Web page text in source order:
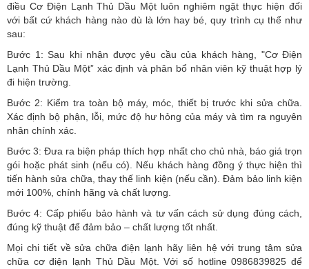
điều Cơ Điện Lạnh Thủ Dầu Một luôn nghiêm ngặt thực hiện đối
với bất cứ khách hàng nào dù là lớn hay bé, quy trình cụ thể như
sau:
Bước 1: Sau khi nhận được yêu cầu của khách hàng, "Cơ Điện
Lạnh Thủ Dầu Một” xác định và phân bổ nhân viên kỹ thuật hợp lý
đi hiện trường.
Bước 2: Kiểm tra toàn bộ máy, móc, thiết bị trước khi sửa chữa.
Xác định bộ phận, lỗi, mức độ hư hỏng của máy và tìm ra nguyên
nhân chính xác.
Bước 3: Đưa ra biện pháp thích hợp nhất cho chủ nhà, báo giá trọn
gói hoặc phát sinh (nếu có). Nếu khách hàng đồng ý thực hiện thì
tiến hành sửa chữa, thay thế linh kiện (nếu cần). Đảm bảo linh kiện
mới 100%, chính hãng và chất lượng.
Bước 4: Cấp phiếu bảo hành và tư vấn cách sử dụng đúng cách,
đúng kỹ thuật để đảm bảo – chất lượng tốt nhất.
Mọi chi tiết về sửa chữa điện lạnh hãy liên hệ với trung tâm sửa
chữa cơ điện lạnh Thủ Dầu Một. Với số hotline 0986839825 để